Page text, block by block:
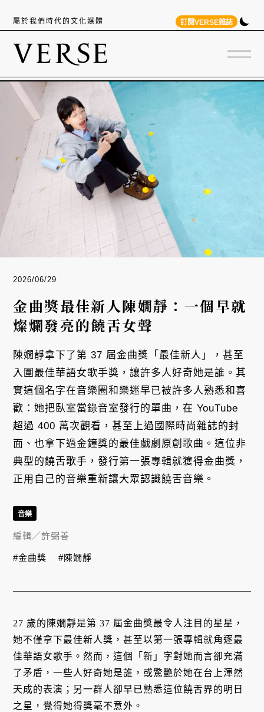
屬於我們時代的文化媒體 訂閱VERSE雜誌
2026/06/29
金曲獎最佳新人陳嫺靜：一個早就
燦爛發亮的饒舌女聲
陳嫺靜拿下了第 37 屆金曲獎「最佳新人」，甚至
入圍最佳華語女歌手獎，讓許多人好奇她是誰。其
實這個名字在音樂圈和樂迷早已被許多人熟悉和喜
歡：她把臥室當錄音室發行的單曲，在 YouTube
超過 400 萬次觀看，甚至上過國際時尚雜誌的封
面、也拿下過金鐘獎的最佳戲劇原創歌曲。這位非
典型的饒舌歌手，發行第一張專輯就獲得金曲獎，
正用自己的音樂重新讓大眾認識饒舌音樂。
27 歲的陳嫺靜是第 37 屆金曲獎最令人注目的星星，
她不僅拿下最佳新人獎，甚至以第一張專輯就角逐最
佳華語女歌手。然而，這個「新」字對她而言卻充滿
了矛盾，一些人好奇她是誰，或驚艷於她在台上渾然
天成的表演；另一群人卻早已熟悉這位饒舌界的明日
之星，覺得她得獎毫不意外。
音樂
編輯／許弼善
#金曲獎 #陳嫺靜